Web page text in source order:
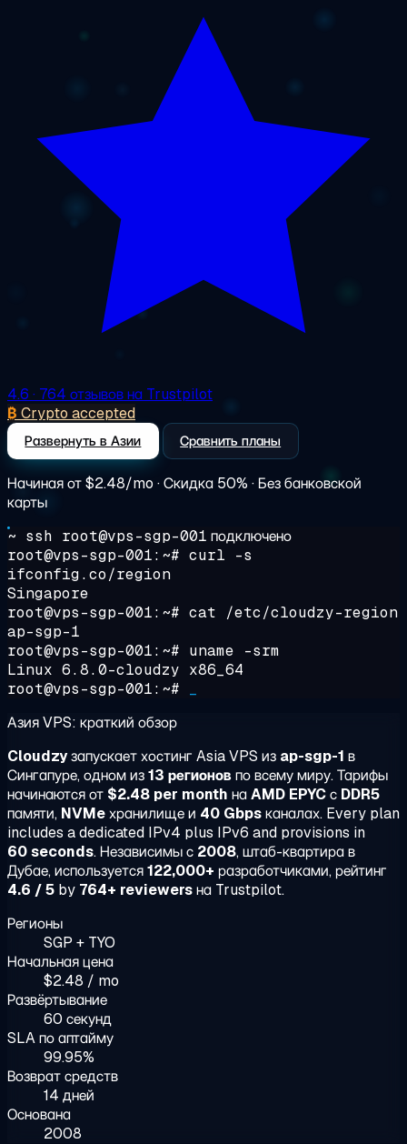
4.6 · 764 отзывов на Trustpilot
₿ Crypto accepted
Развернуть в Азии Сравнить планы
Начиная от$2.48/mo · Скидка 50% · Без банковской
карты
~ ssh root@vps-sgp-001 подключено
root@vps-sgp-001:~# curl -s
ifconfig.co/region
Singapore
root@vps-sgp-001:~# cat /etc/cloudzy-region
ap-sgp-1
root@vps-sgp-001:~# uname -srm
Linux 6.8.0-cloudzy x86_64
root@vps-sgp-001:~#
Азия VPS: краткий обзор
Cloudzyзапускает хостинг Asia VPS из ap-sgp-1 в
Сингапуре, одном из13 регионовпо всему миру. Тарифы
начинаются от $2.48 per month наAMD EPYCс DDR5
памяти, NVMeхранилище и 40 Gbpsканалах. Every plan
includes a dedicated IPv4 plus IPv6 and provisions in
60 seconds. Независимы с 2008, штаб-квартира в
Дубае, используется122,000+ разработчиками, рейтинг
4.6 / 5 by 764+ reviewersна Trustpilot.
Регионы
SGP + TYO
Начальная цена
$2.48 / mo
Развёртывание
60 секунд
SLA по аптайму
99.95%
Возврат средств
14 дней
Основана
2008